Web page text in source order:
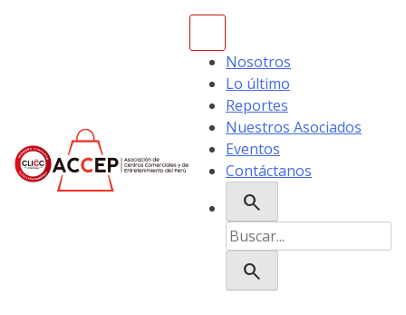
Nosotros
Lo último
Reportes
Nuestros Asociados
Eventos
Contáctanos
search
Buscar:
search